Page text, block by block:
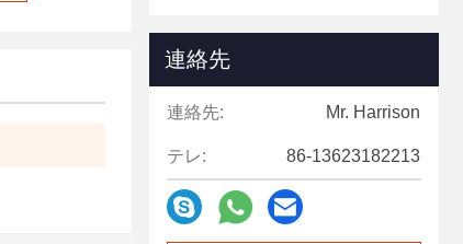
連絡先
連絡先: Mr. Harrison
テレ: 86-13623182213